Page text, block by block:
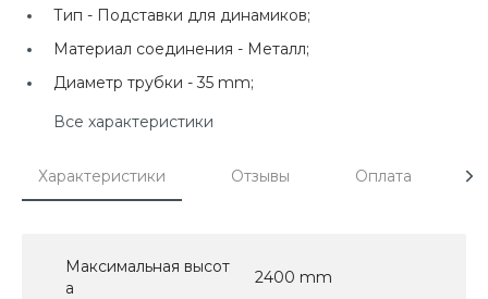
Тип - Подставки для динамиков;
Материал соединения - Металл;
Диаметр трубки - 35 mm;
Все характеристики
Характеристики Отзывы Оплата
Максимальная высот
а
2400 mm